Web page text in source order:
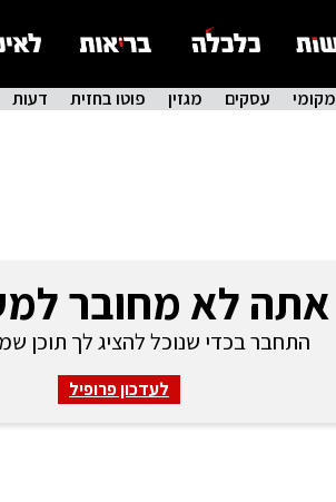
מקומי עסקים מגזין פוטו בחזית דעות
אתה לא מחובר
התחבר בכדי שנוכל להציג לך תוכן
לעדכון פרופיל